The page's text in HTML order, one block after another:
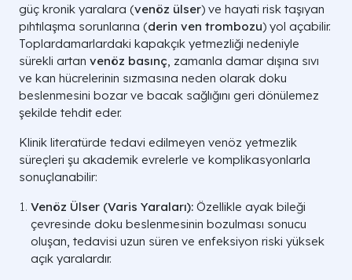
güç kronik yaralara (venöz ülser) ve hayati risk taşıyan
pıhtılaşma sorunlarına (derin ven trombozu) yol açabilir.
Toplardamarlardaki kapakçık yetmezliği nedeniyle
sürekli artan venöz basınç, zamanla damar dışına sıvı
ve kan hücrelerinin sızmasına neden olarak doku
beslenmesini bozar ve bacak sağlığını geri dönülemez
şekilde tehdit eder.
Klinik literatürde tedavi edilmeyen venöz yetmezlik
süreçleri şu akademik evrelerle ve komplikasyonlarla
sonuçlanabilir:
Venöz Ülser (Varis Yaraları): Özellikle ayak bileği
çevresinde doku beslenmesinin bozulması sonucu
oluşan, tedavisi uzun süren ve enfeksiyon riski yüksek
açık yaralardır.